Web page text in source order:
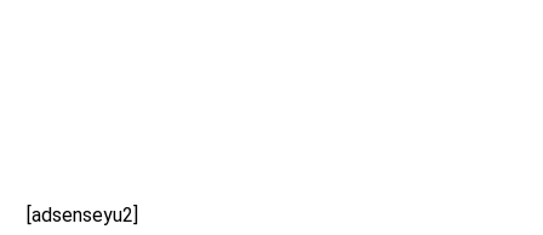
[adsenseyu2]